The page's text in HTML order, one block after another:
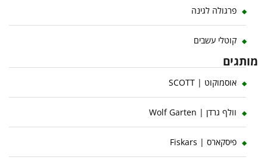
פרגולה לגינה
קוטלי עשבים
מותגים
אוסמוקוט | SCOTT
וולף גרדן | Wolf Garten
פיסקארס | Fiskars